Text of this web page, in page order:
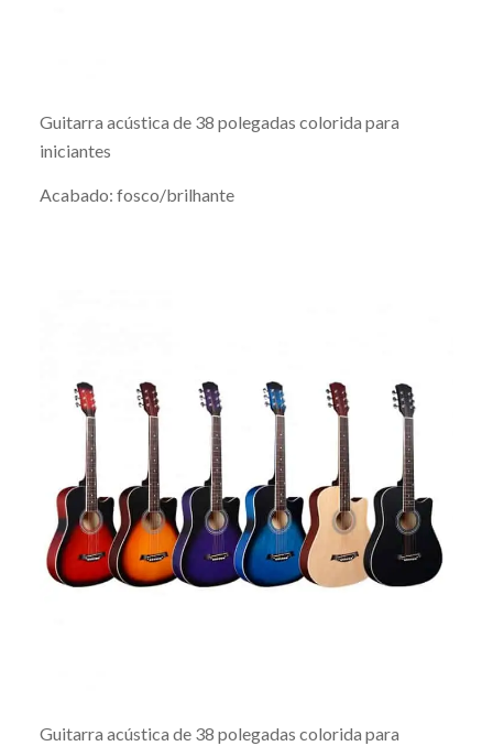
Guitarra acústica de 38 polegadas colorida para
iniciantes
Acabado: fosco/brilhante
Guitarra acústica de 38 polegadas colorida para